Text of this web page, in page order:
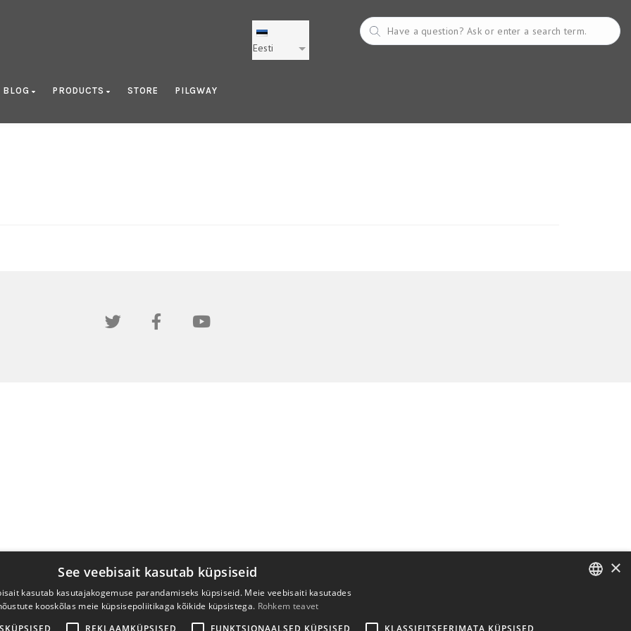
Eesti
BLOG PRODUCTS STORE PILGWAY
×
See veebisait kasutab küpsiseid
kasutab kasutajakogemuse parandamiseks küpsiseid. Meie veebisaiti kasutades
kooskõlas meie küpsisepoliitikaga kõikide küpsistega. Rohkem teavet
REKLAAMKÜPSISED FUNKTSIONAALSED KÜPSISED KLASSIFITSEERIMATA KÜPSISED